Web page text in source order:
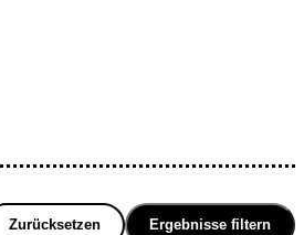
Zurücksetzen Ergebnisse filtern